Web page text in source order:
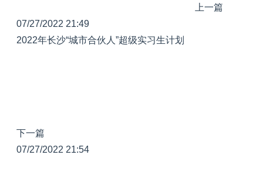
上一篇
07/27/2022 21:49
2022年长沙“城市合伙人”超级实习生计划
下一篇
07/27/2022 21:54